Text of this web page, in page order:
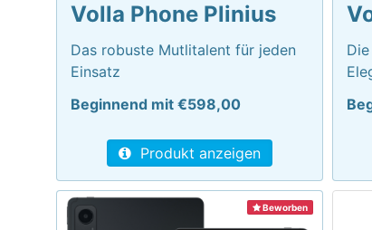
Volla Phone Plinius
Das robuste Mutlitalent für jeden
Einsatz
Beginnend mit €598,00
Produkt anzeigen
Beworben